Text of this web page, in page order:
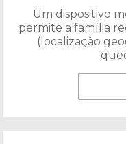
Um dispositivo
permite a família
(localização